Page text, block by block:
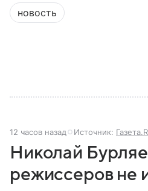
новость
12 часов назад Источник:
Николай
режиссеров не